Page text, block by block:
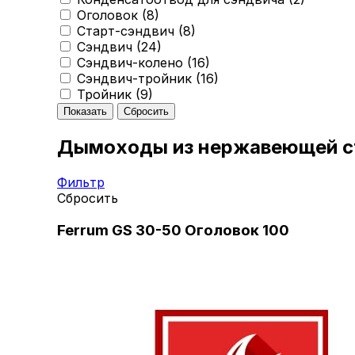
Оголовок (8)
Старт-сэндвич (8)
Сэндвич (24)
Сэндвич-колено (16)
Сэндвич-тройник (16)
Тройник (9)
Дымоходы из нержавеющей
Фильтр
Сбросить
Ferrum GS 30-50 Оголовок 100